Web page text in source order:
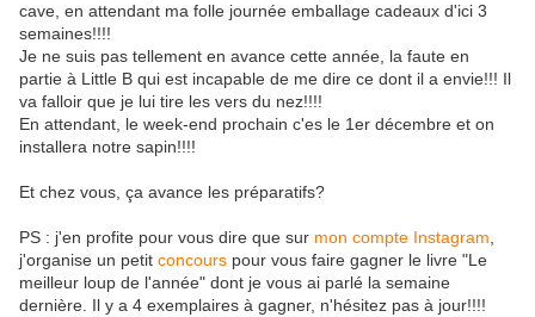
cave, en attendant ma folle journée emballage cadeaux d'ici 3
semaines!!!!
Je ne suis pas tellement en avance cette année, la faute en
partie à Little B qui est incapable de me dire ce dont il a envie!!! Il
va falloir que je lui tire les vers du nez!!!!
En attendant, le week-end prochain c'es le 1er décembre et on
installera notre sapin!!!!
Et chez vous, ça avance les préparatifs?
PS : j'en profite pour vous dire que sur mon compte Instagram
j'organise un petit concours pour vous faire gagner le livre "Le
meilleur loup de l'année" dont je vous ai parlé la semaine
dernière. Il y a 4 exemplaires à gagner, n'hésitez pas à jour!!!!